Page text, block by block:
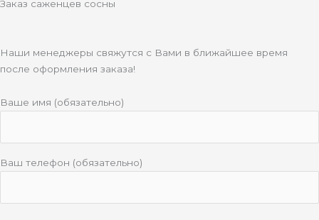
Заказ саженцев сосны
Наши менеджеры свяжутся с Вами в ближайшее время
после оформления заказа!
Ваше имя (обязательно)
Ваш телефон (обязательно)